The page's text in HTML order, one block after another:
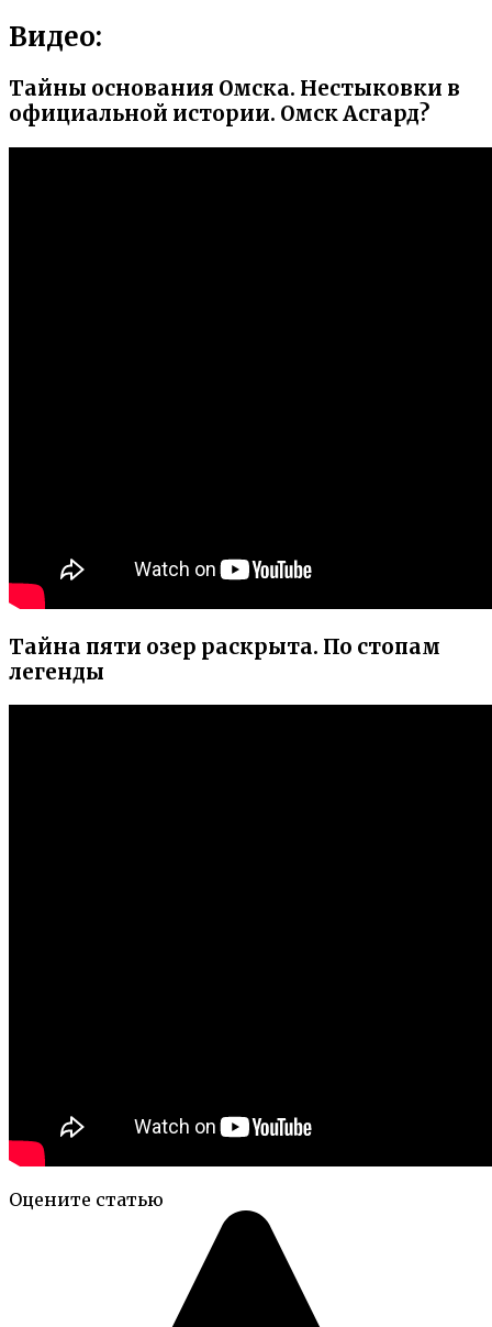
Видео:
Тайны основания Омска. Нестыковки в
официальной истории. Омск Асгард?
Тайна пяти озер раскрыта. По стопам
легенды
Оцените статью